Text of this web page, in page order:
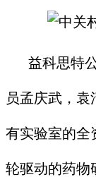
益科思特
员孟庆武，
有实验室的全
轮驱动的药物